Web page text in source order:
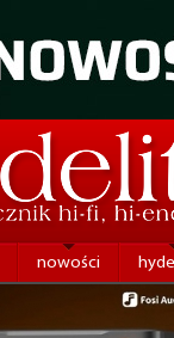
nowości